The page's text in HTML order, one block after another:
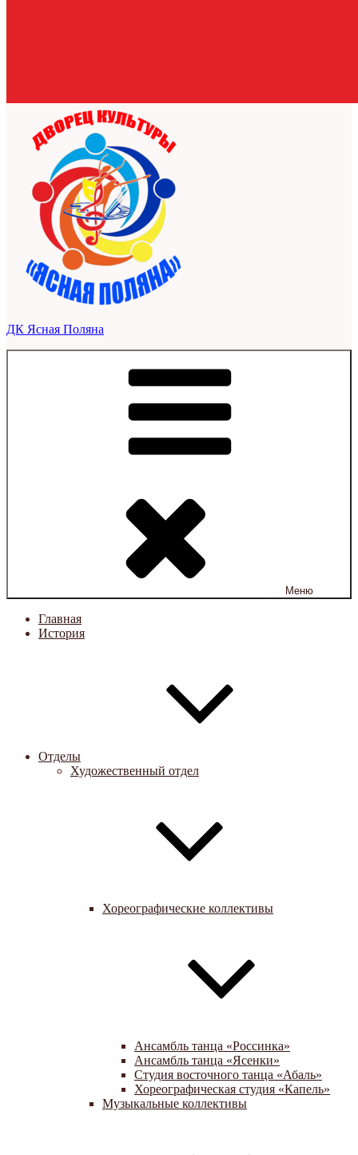
ДК Ясная Поляна
Меню
Главная
История
Отделы
Художественный отдел
Хореографические коллективы
Ансамбль танца «Россинка»
Ансамбль танца «Ясенки»
Студия восточного танца «Абаль»
Хореографическая студия «Капель»
Музыкальные коллективы